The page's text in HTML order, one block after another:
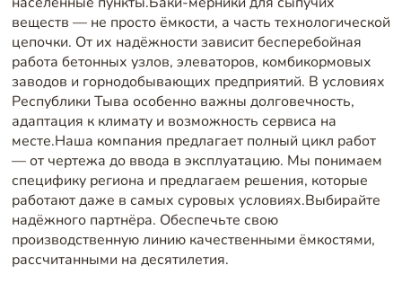
веществ — не просто ёмкости, а часть технологической
цепочки. От их надёжности зависит бесперебойная
работа бетонных узлов, элеваторов, комбикормовых
заводов и горнодобывающих предприятий. В условиях
Республики Тыва особенно важны долговечность,
адаптация к климату и возможность сервиса на
месте.Наша компания предлагает полный цикл работ
— от чертежа до ввода в эксплуатацию. Мы понимаем
специфику региона и предлагаем решения, которые
работают даже в самых суровых условиях.Выбирайте
надёжного партнёра. Обеспечьте свою
производственную линию качественными ёмкостями,
рассчитанными на десятилетия.